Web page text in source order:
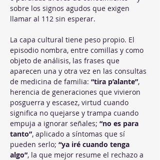
sobre los signos agudos que exigen
llamar al 112 sin esperar.
La capa cultural tiene peso propio. El
episodio nombra, entre comillas y como
objeto de análisis, las frases que
aparecen una y otra vez en las consultas
de medicina de familia: “tira p’alante”,
herencia de generaciones que vivieron
posguerra y escasez, virtud cuando
significa no quejarse y trampa cuando
empuja a ignorar señales; “no es para
tanto”, aplicado a síntomas que sí
pueden serlo; “ya iré cuando tenga
algo”, la que mejor resume el rechazo a